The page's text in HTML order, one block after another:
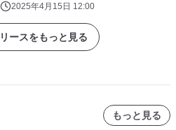
2025年4月15日 12:00
ースをもっと見る
もっと見る